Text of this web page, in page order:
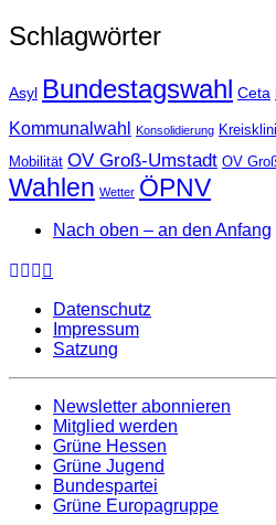
Schlagwörter
Asyl Bundestagswahl Ceta
Kommunalwahl Konsolidierung
Mobilität OV Groß-Umstadt OV
Wahlen Wetter ÖPNV
Nach oben – an den Anfang
Datenschutz
Impressum
Satzung
Newsletter abonnieren
Mitglied werden
Grüne Hessen
Grüne Jugend
Bundespartei
Grüne Europagruppe